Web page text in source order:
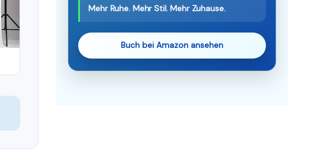
Mehr Ruhe. Mehr Stil. Mehr Zuhause.
Buch bei Amazon ansehen